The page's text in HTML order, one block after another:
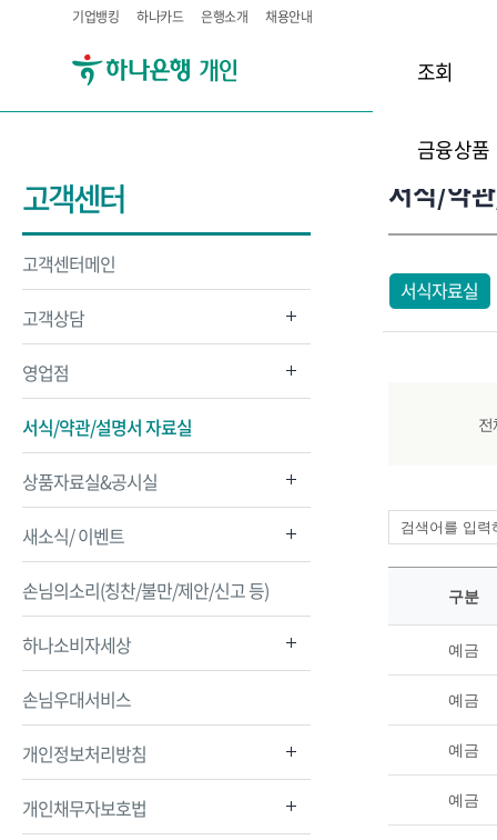
기업뱅킹 하나카드 은행소개 채용안내
조회
금융상품
고객센터
고객센터메인
고객상담
영업점
서식/약관/설명서 자료실
상품자료실&공시실
새소식/ 이벤트
손님의소리(칭찬/불만/제안/신고 등)
하나소비자세상
손님우대서비스
개인정보처리방침
개인채무자보호법
서식/약
서식자료실
전
구분
예금
예금
예금
예금